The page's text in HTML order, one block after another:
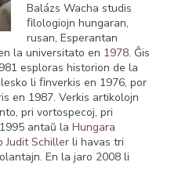
Balázs Wacha studis
ﬁlologiojn hungaran,
rusan, Esperantan
la universitato en 1978. Ĝis
esploras historion de la
li ﬁnverkis en 1976, por
en 1987. Verkis artikolojn
pri vortospecoj, pri
antaŭ la Hungara
Judit Schillerli havas tri
En la jaro 2008 li